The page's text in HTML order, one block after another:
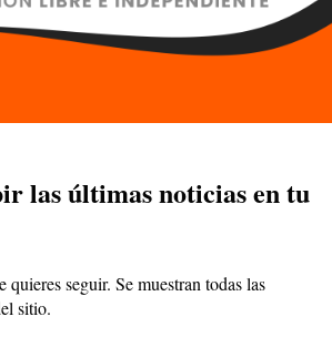
las últimas noticias en tu
quieres seguir. Se muestran todas las
sitio.